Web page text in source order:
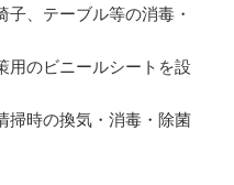
子、テーブル等の消毒・
用のビニールシートを設
掃時の換気・消毒・除菌